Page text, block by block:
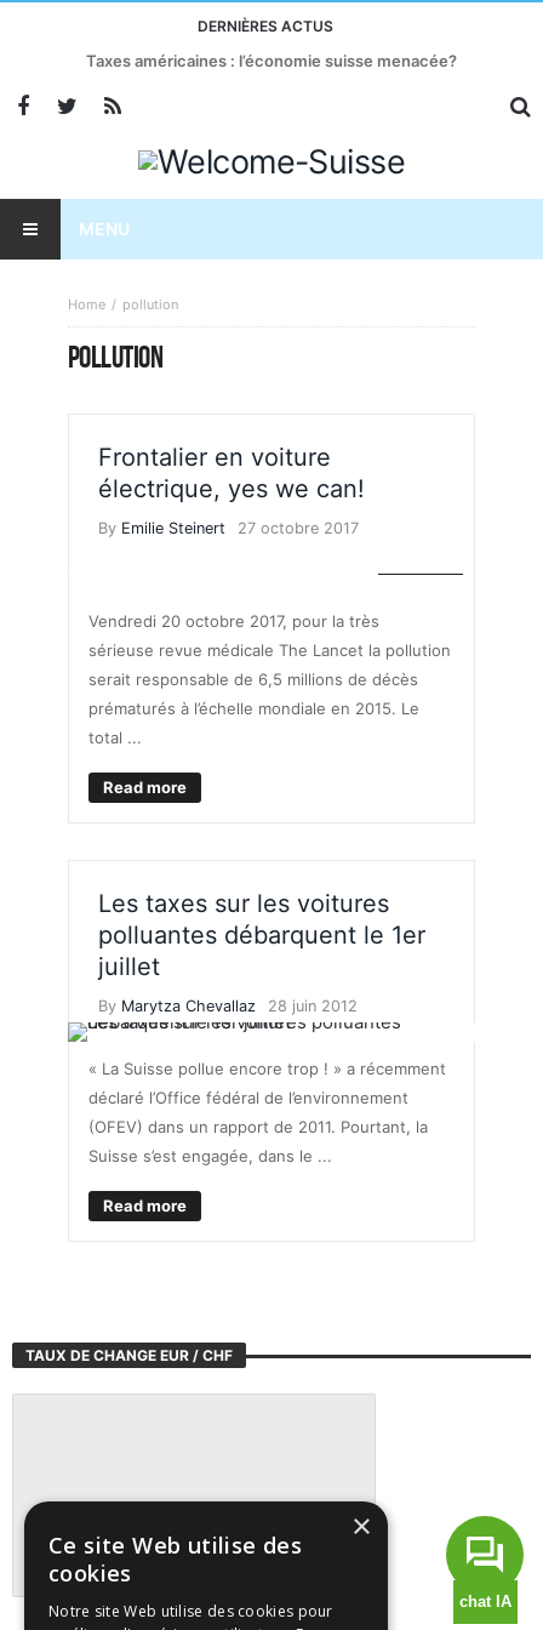
DERNIÈRES ACTUS
Taxes américaines : l’économie suisse menacée?
MENU
Home pollution
POLLUTION
Frontalier en voiture
électrique, yes we can!
By Emilie Steinert 27 octobre 2017
Vendredi 20 octobre 2017, pour la très
sérieuse revue médicale The Lancet la pollution
serait responsable de 6,5 millions de décès
prématurés à l’échelle mondiale en 2015. Le
total ...
Read more
Les taxes sur les voitures
polluantes débarquent le 1er
juillet
By Marytza Chevallaz 28 juin 2012
« La Suisse pollue encore trop ! » a récemment
déclaré l’Office fédéral de l’environnement
(OFEV) dans un rapport de 2011. Pourtant, la
Suisse s’est engagée, dans le ...
Read more
TAUX DE CHANGE EUR / CHF
Suivre tous les marchés sur TradingView
×
Ce site Web utilise des
cookies
Notre site Web utilise des cookies pour